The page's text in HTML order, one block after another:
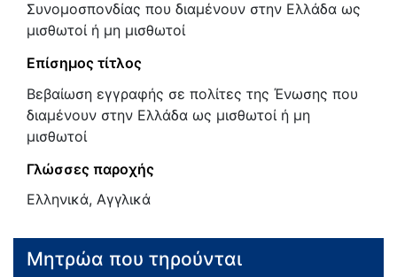
Συνομοσπονδίας που διαμένουν στην Ελλάδα ως
μισθωτοί ή μη μισθωτοί
Επίσημος τίτλος
Βεβαίωση εγγραφής σε πολίτες της Ένωσης που
διαμένουν στην Ελλάδα ως μισθωτοί ή μη
μισθωτοί
Γλώσσες παροχής
Ελληνικά, Αγγλικά
Μητρώα που τηρούνται